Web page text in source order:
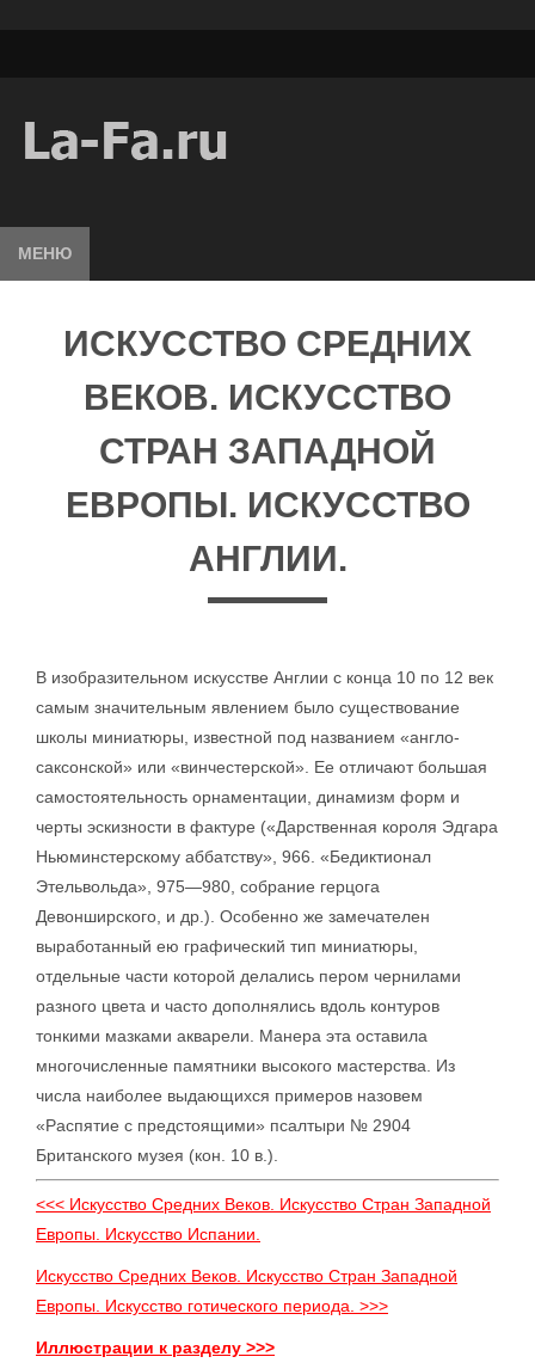
МЕНЮ
ИСКУССТВО СРЕДНИХ
ВЕКОВ. ИСКУССТВО
СТРАН ЗАПАДНОЙ
ЕВРОПЫ. ИСКУССТВО
АНГЛИИ.
В изобразительном искусстве Англии с конца 10 по 12 век
самым значительным явлением было существование
школы миниатюры, известной под названием «англо-
саксонской» или «винчестерской». Ее отличают большая
самостоятельность орнаментации, динамизм форм и
черты эскизности в фактуре («Дарственная короля Эдгара
Ньюминстерскому аббатству», 966. «Бедиктионал
Этельвольда», 975—980, собрание герцога
Девонширского, и др.). Особенно же замечателен
выработанный ею графический тип миниатюры,
отдельные части которой делались пером чернилами
разного цвета и часто дополнялись вдоль контуров
тонкими мазками акварели. Манера эта оставила
многочисленные памятники высокого мастерства. Из
числа наиболее выдающихся примеров назовем
«Распятие с предстоящими» псалтыри № 2904
Британского музея (кон. 10 в.).
<<< Искусство Средних Веков. Искусство Стран Западной
Европы. Искусство Испании.
Искусство Средних Веков. Искусство Стран Западной
Европы. Искусство готического периода. >>>
Иллюстрации к разделу >>>